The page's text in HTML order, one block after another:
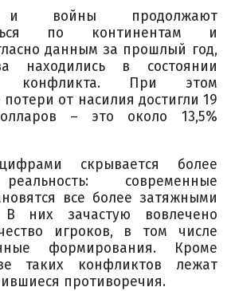
и войны продолжают
по континентам и
данным за прошлый год,
находились в состоянии
конфликта. При этом
от насилия достигли 19
– это около 13,5%
скрывается более
современные
все более затяжными
них зачастую вовлечено
игроков, в том числе
формирования. Кроме
таких конфликтов лежат
противоречия.